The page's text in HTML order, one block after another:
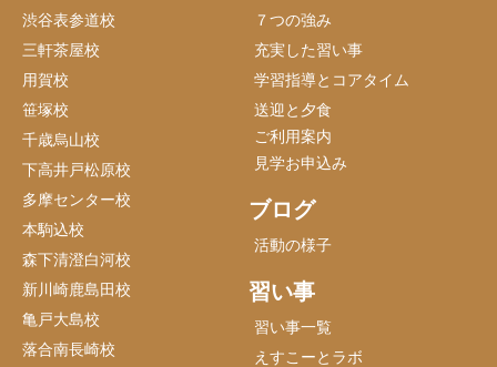
渋谷表参道校
三軒茶屋校
用賀校
笹塚校
千歳烏山校
下高井戸松原校
多摩センター校
本駒込校
森下清澄白河校
新川崎鹿島田校
亀戸大島校
落合南長崎校
７つの強み
充実した習い事
学習指導とコアタイム
送迎と夕食
ご利用案内
見学お申込み
ブログ
活動の様子
習い事
習い事一覧
えすこーとラボ